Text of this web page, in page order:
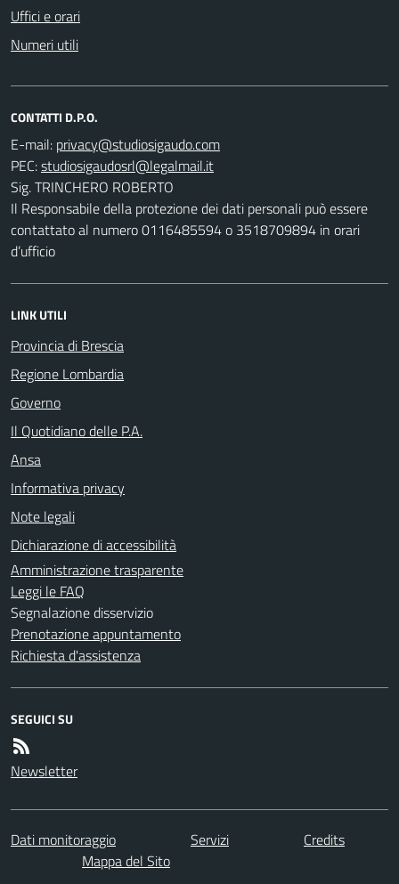
Uffici e orari
Numeri utili
CONTATTI D.P.O.
E-mail:
PEC:
Sig. TRINCHERO ROBERTO
Il Responsabile della protezione dei dati personali può essere
contattato al numero 0116485594 o 3518709894 in orari
d’ufficio
LINK UTILI
Provincia di Brescia
Regione Lombardia
Governo
Il Quotidiano delle P.A.
Ansa
Informativa privacy
Note legali
Dichiarazione di accessibilità
Amministrazione trasparente
Leggi le FAQ
Segnalazione disservizio
Prenotazione appuntamento
Richiesta d'assistenza
SEGUICI SU
Newsletter
Dati monitoraggio Servizi
Credits
Mappa del Sito